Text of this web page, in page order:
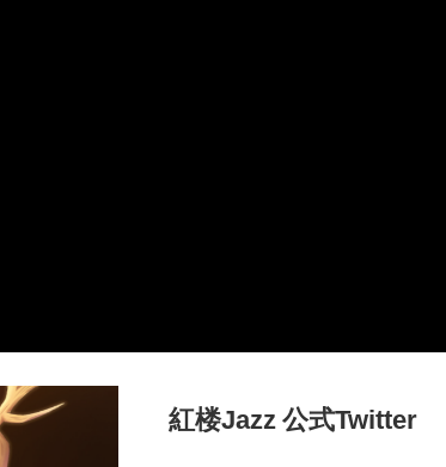
紅楼Jazz 公式Twitter